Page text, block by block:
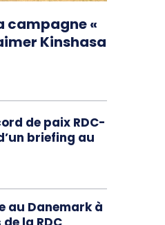
campagne «
Kinshasa
de paix RDC-
briefing au
au Danemark à